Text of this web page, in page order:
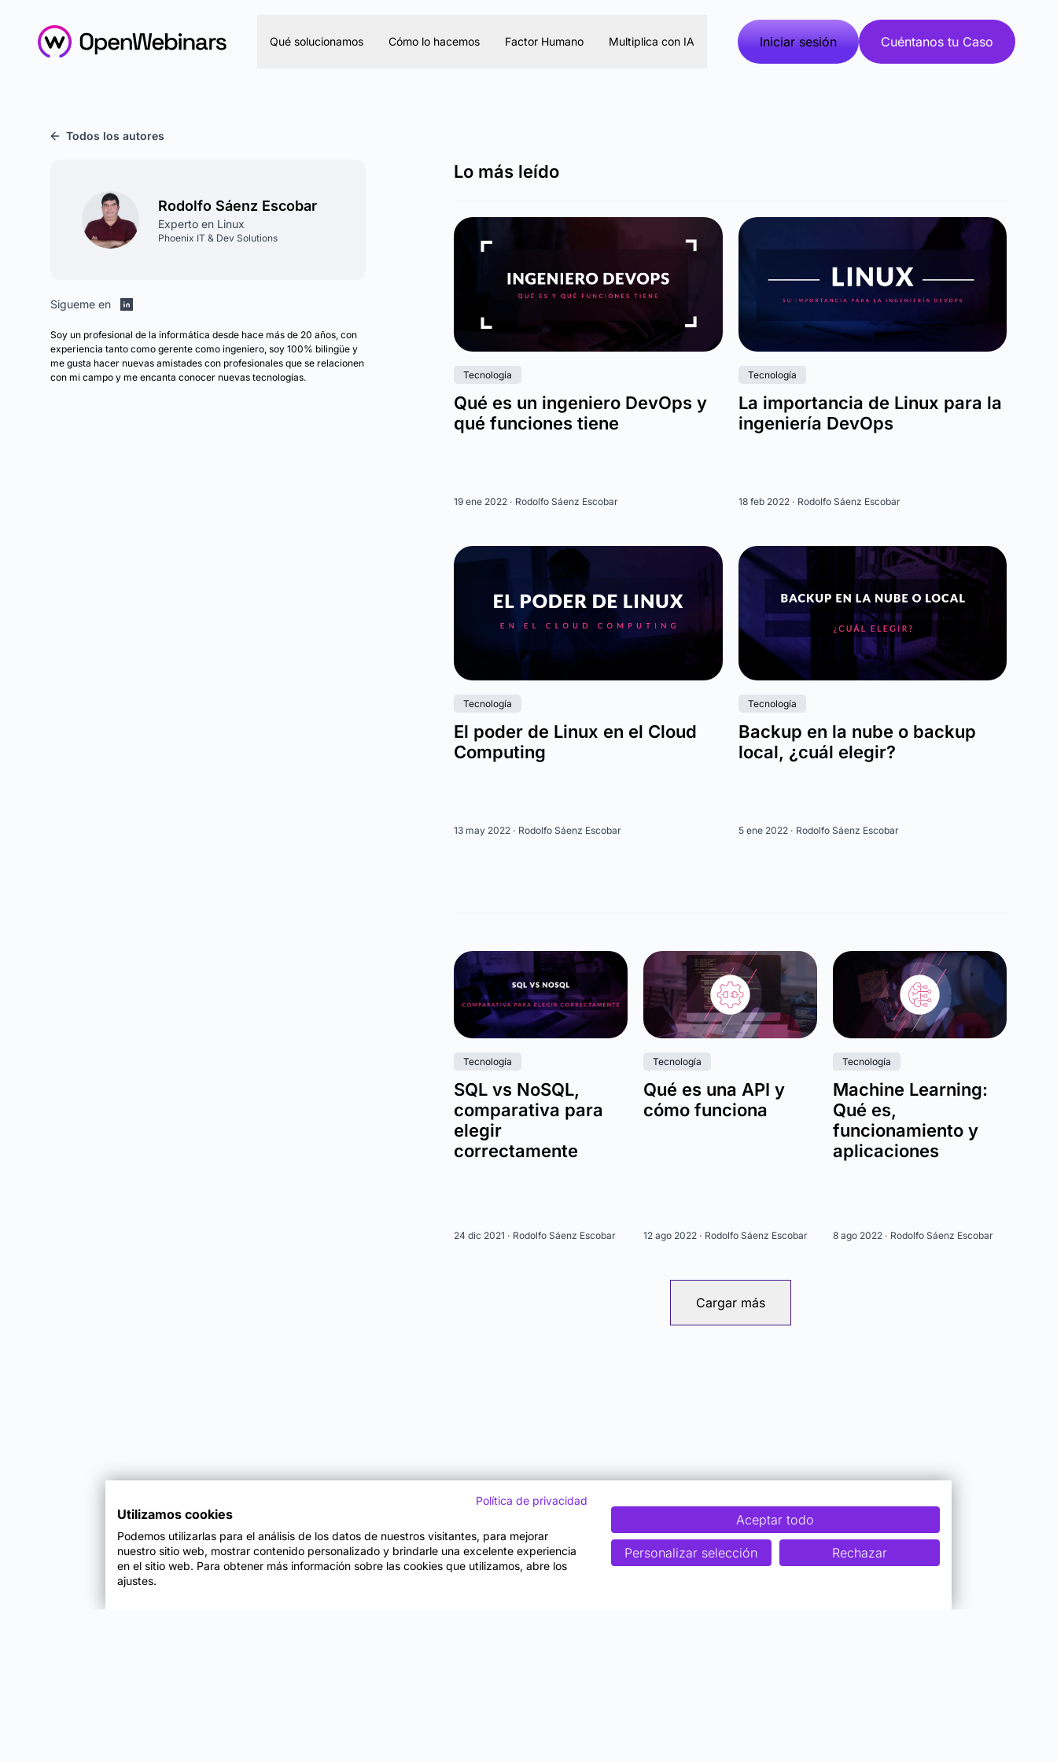
Qué solucionamos Cómo lo hacemos Factor Humano Multiplica con IA Iniciar sesión Cuéntanos tu Caso
Todos los autores
Rodolfo Sáenz Escobar
Experto en Linux
Phoenix IT & Dev Solutions
Sigueme en
Soy un profesional de la informática desde hace más de 20 años, con
experiencia tanto como gerente como ingeniero, soy 100% bilingüe y
me gusta hacer nuevas amistades con profesionales que se relacionen
con mi campo y me encanta conocer nuevas tecnologías.
Lo más leído
Tecnología
Qué es un ingeniero DevOps y
qué funciones tiene
19 ene 2022 · Rodolfo Sáenz Escobar
Tecnología
La importancia de Linux para la
ingeniería DevOps
18 feb 2022 · Rodolfo Sáenz Escobar
Tecnología
El poder de Linux en el Cloud
Computing
13 may 2022 · Rodolfo Sáenz Escobar
Tecnología
Backup en la nube o backup
local, ¿cuál elegir?
5 ene 2022 · Rodolfo Sáenz Escobar
Tecnología
SQL vs NoSQL,
comparativa para
elegir
correctamente
24 dic 2021 · Rodolfo Sáenz Escobar
Tecnología
Qué es una API y
cómo funciona
12 ago 2022 · Rodolfo Sáenz Escobar
Tecnología
Machine Learning:
Qué es,
funcionamiento y
aplicaciones
8 ago 2022 · Rodolfo Sáenz Escobar
Cargar más
Política de privacidad
Utilizamos cookies
Podemos utilizarlas para el análisis de los datos de nuestros visitantes, para mejorar
nuestro sitio web, mostrar contenido personalizado y brindarle una excelente experiencia
en el sitio web. Para obtener más información sobre las cookies que utilizamos, abre los
ajustes.
Aceptar todo
Personalizar selección Rechazar